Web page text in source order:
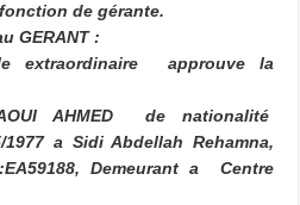
de gérante.
GERANT:
extraordinaire approuve la
AHMED de nationalité
a Sidi Abdellah Rehamna,
Demeurant a Centre